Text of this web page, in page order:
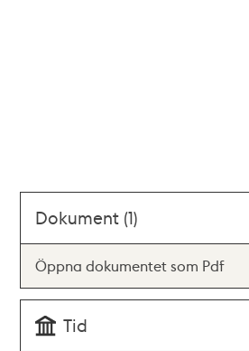
Dokument (1)
Öppna dokumentet som Pdf
Tid